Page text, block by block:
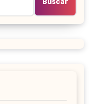
Buscar